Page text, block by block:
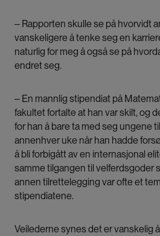
‒ Rapporten skulle se på hvorvidt
vanskeligere å tenke seg en
naturlig for meg å også se på
endret seg.
‒ En mannlig stipendiat på
fakultet fortalte at han var skilt, og
for han å bare ta med seg ungene
annenhver uke når han hadde
å bli forbigått av en internasjonal
samme tilgangen til velferdsgoder
annen tilrettelegging var ofte et
stipendiatene.
Veilederne synes det er vanskelig